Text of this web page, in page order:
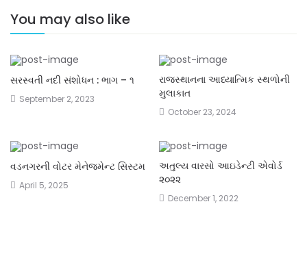
You may also like
સરસ્વતી નદી સંશોધન : ભાગ – ૧
September 2, 2023
રાજસ્થાનના આધ્યાત્મિક સ્થળોની
મુલાકાત
October 23, 2024
વડનગરની વોટર મેનેજમેન્ટ સિસ્ટમ
April 5, 2025
અતુલ્ય વારસો આઇડેન્ટી એવોર્ડ
૨૦૨૨
December 1, 2022